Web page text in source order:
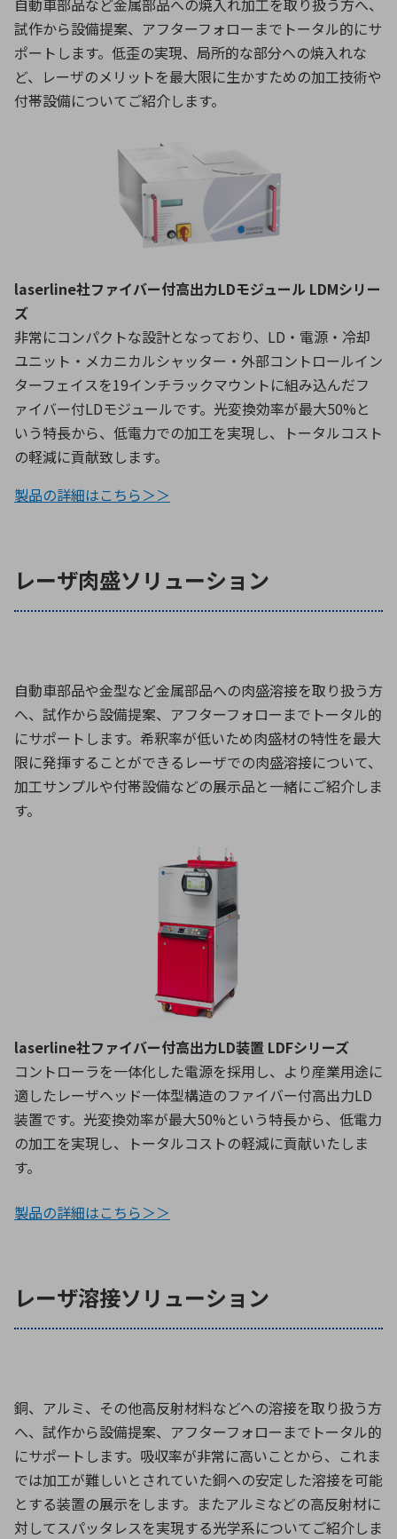
試作から設備提案、アフターフォローまでトータル的にサ
ポートします。低歪の実現、局所的な部分への焼入れな
ど、レーザのメリットを最大限に生かすための加工技術や
付帯設備についてご紹介します。
laserline社ファイバー付高出力LDモジュール LDMシリー
ズ
非常にコンパクトな設計となっており、LD・電源・冷却
ユニット・メカニカルシャッター・外部コントロールイン
ターフェイスを19インチラックマウントに組み込んだフ
ァイバー付LDモジュールです。光変換効率が最大50%と
いう特長から、低電力での加工を実現し、トータルコスト
の軽減に貢献致します。
製品の詳細はこちら＞＞
レーザ肉盛ソリューション
自動車部品や金型など金属部品への肉盛溶接を取り扱う方
へ、試作から設備提案、アフターフォローまでトータル的
にサポートします。希釈率が低いため肉盛材の特性を最大
限に発揮することができるレーザでの肉盛溶接について、
加工サンプルや付帯設備などの展示品と一緒にご紹介しま
す。
laserline社ファイバー付高出力LD装置 LDFシリーズ
コントローラを一体化した電源を採用し、より産業用途に
適したレーザヘッド一体型構造のファイバー付高出力LD
装置です。光変換効率が最大50%という特長から、低電力
の加工を実現し、トータルコストの軽減に貢献いたしま
す。
製品の詳細はこちら＞＞
レーザ溶接ソリューション
銅、アルミ、その他高反射材料などへの溶接を取り扱う方
へ、試作から設備提案、アフターフォローまでトータル的
にサポートします。吸収率が非常に高いことから、これま
では加工が難しいとされていた銅への安定した溶接を可能
とする装置の展示をします。またアルミなどの高反射材に
対してスパッタレスを実現する光学系についてご紹介しま